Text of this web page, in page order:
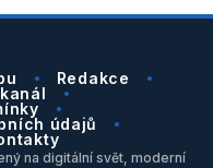
Redakce
údajů
na digitální svět, moderní